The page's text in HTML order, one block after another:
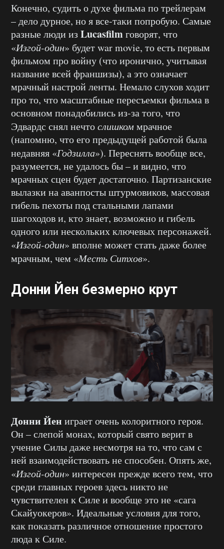
Конечно, судить о духе фильма по трейлерам
– дело дурное, но я все-таки попробую. Самые
разные люди изLucasfilmговорят, что
«Изгой-один» будет war movie, то есть первым
фильмом про войну (что иронично, учитывая
название всей франшизы), а это означает
мрачный настрой ленты. Немало слухов ходит
про то, что масштабные пересъемки фильма в
основном понадобились из-за того, что
Эдвардс снял нечтослишкоммрачное
(напомню, что его предыдущей работой была
недавняя «Годзилла»). Переснять вообще все,
разумеется, не удалось бы – и видно, что
мрачных сцен будет достаточно. Партизанские
вылазки на аванпосты штурмовиков, массовая
гибель пехоты под стальными лапами
шагоходов и, кто знает, возможно и гибель
одного или нескольких ключевых персонажей.
«Изгой-один» вполне может стать даже более
мрачным, чем «Месть Ситхов».
Донни Йен безмерно крут
Донни Йен играет очень колоритного героя.
Он – слепой монах, который свято верит в
учение Силы даже несмотря на то, что сам с
ней взаимодействовать не способен. Опять же,
«Изгой-один» интересен прежде всего тем, что
среди главных героев здесь никто не
чувствителен к Силе и вообще это не «сага
Скайуокеров». Идеальные условия для того,
как показать различное отношение простого
люда к Силе.